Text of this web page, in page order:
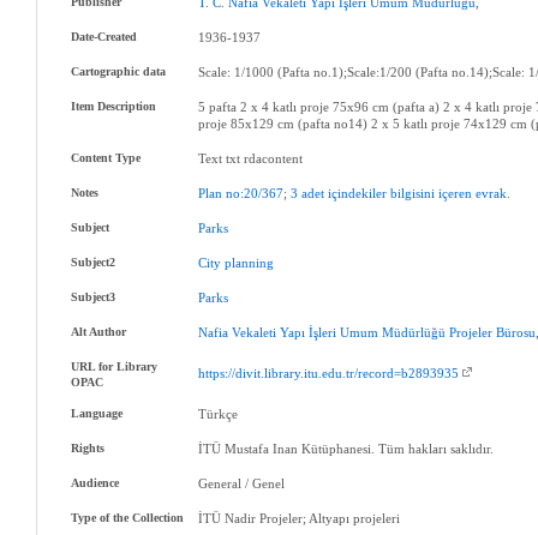
Date-Created 1936-1937
Cartographic data Scale: 1/1000 (Pafta no.1);Scale:1/200 (Pafta no.14);Scale:
Item Description
5 pafta 2 x 4 katlı proje 75x96 cm (pafta a) 2 x 4 katlı
proje 85x129 cm (pafta no14) 2 x 5 katlı proje 74x129 cm
Content Type Text txt rdacontent
Notes Plan no:20/367;3 adet içindekiler bilgisini içeren evrak
Subject Parks
Subject2 City planning
Subject3 Parks
Alt Author Nafia Vekaleti Yapı İşleri Umum Müdürlüğü Projeler Bürosu
URL for Library
OPAC
https://divit.library.itu.edu.tr/record=b2893935
Language Türkçe
Rights İTÜ Mustafa Inan Kütüphanesi. Tüm hakları saklıdır.
Audience General / Genel
Type of the Collection İTÜ Nadir Projeler; Altyapı projeleri